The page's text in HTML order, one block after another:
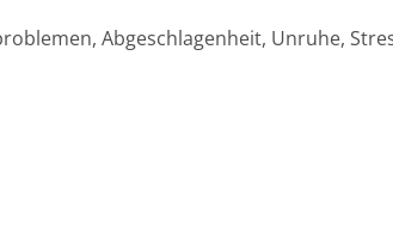
Abgeschlagenheit, Unruhe,